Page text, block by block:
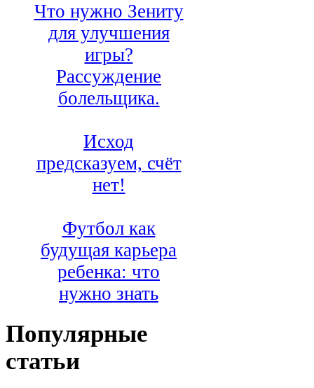
Что нужно Зениту
для улучшения
игры?
Рассуждение
болельщика.
Исход
предсказуем, счёт
нет!
Футбол как
будущая карьера
ребенка: что
нужно знать
Популярные
статьи